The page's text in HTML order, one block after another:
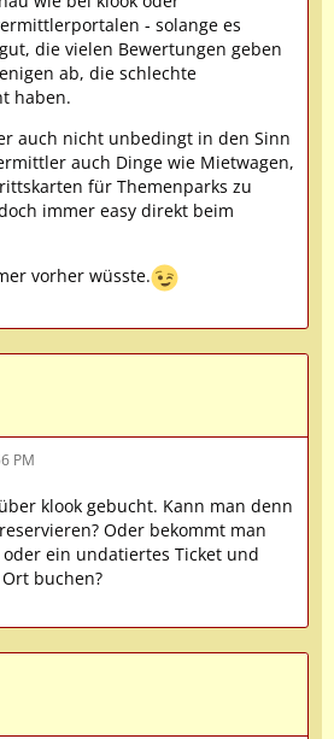
- solange es
die vielen Bewertungen geben
ab, die schlechte
haben.
auch nicht unbedingt in den Sinn
auch Dinge wie Mietwagen,
für Themenparks zu
immer easy direkt beim
vorher wüsste.
PM
klook gebucht. Kann man denn
Oder bekommt man
ein undatiertes Ticket und
buchen?